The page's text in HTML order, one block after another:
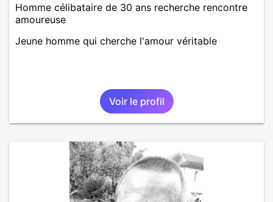
Homme célibataire de 30 ans recherche rencontre
amoureuse
Jeune homme qui cherche l'amour véritable
Voir le profil